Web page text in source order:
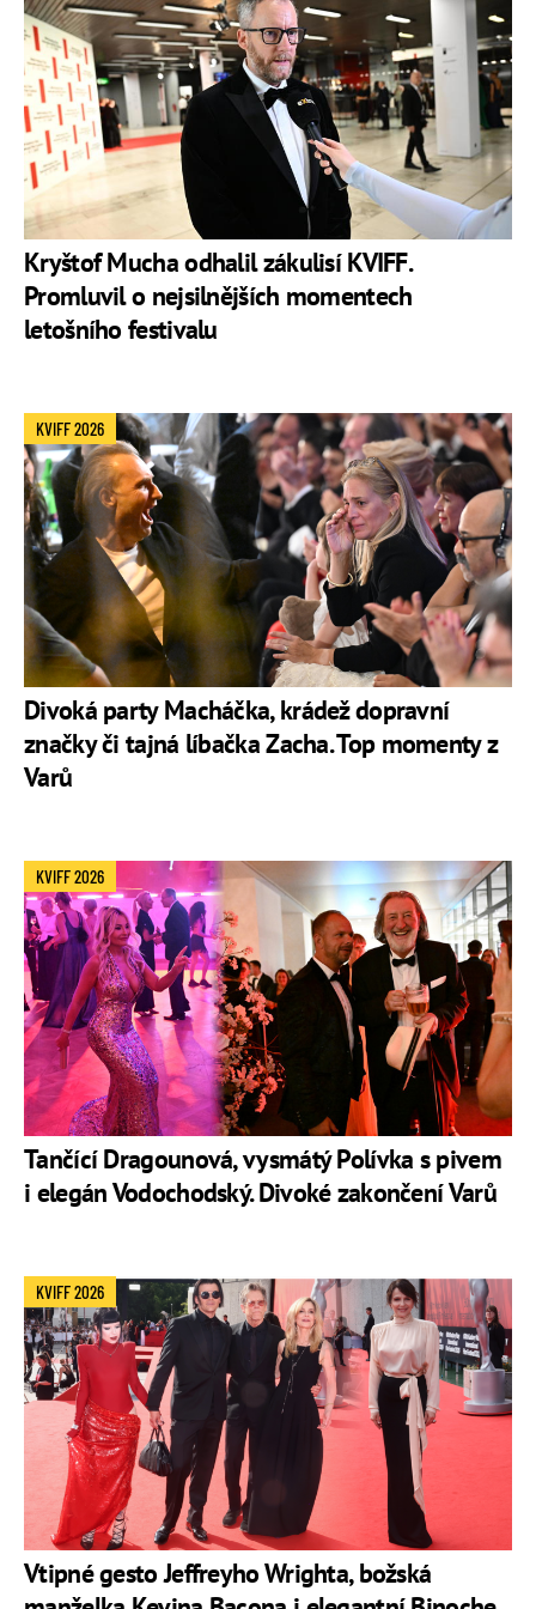
zpěvačkou Carmen Ejogo(*1973), majísyna Elijaha
(*2001)
adceru Juno(*2004).
Oficiální profil na Facebooku
Oficiální profil na X
Oficiální profil na Instagramu
Kryštof Mucha odhalil zákulisí KVIFF.
Promluvil o nejsilnějších momentech
letošního festivalu
Divoká party Macháčka, krádež dopravní
značky či tajná líbačka Zacha. Top momenty z
Varů
KVIFF 2026
Tančící Dragounová, vysmátý Polívka s pivem
i elegán Vodochodský. Divoké zakončení Varů
KVIFF 2026
Vtipné gesto Jeffreyho Wrighta, božská
KVIFF 2026